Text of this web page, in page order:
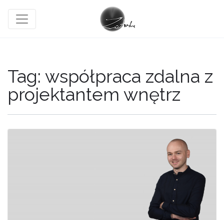
Tag: współpraca zdalna z
projektantem wnętrz